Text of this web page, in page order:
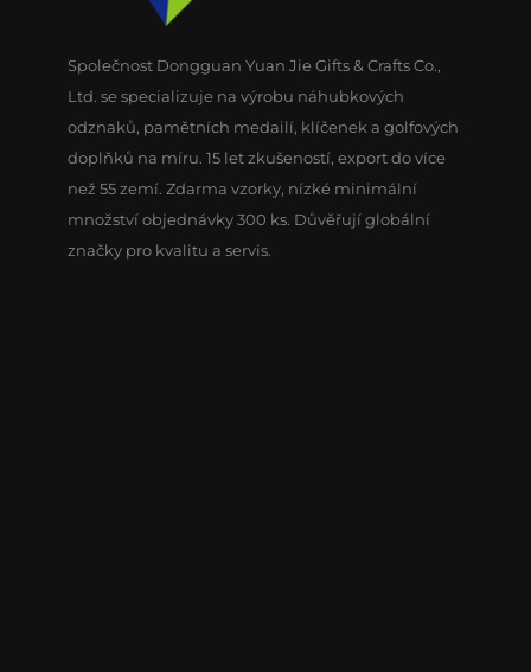
Společnost Dongguan Yuan Jie Gifts & Crafts Co.,
Ltd. se specializuje na výrobu náhubkových
odznaků, pamětních medailí, klíčenek a golfových
doplňků na míru. 15 let zkušeností, export do více
než 55 zemí. Zdarma vzorky, nízké minimální
množství objednávky 300 ks. Důvěřují globální
značky pro kvalitu a servis.